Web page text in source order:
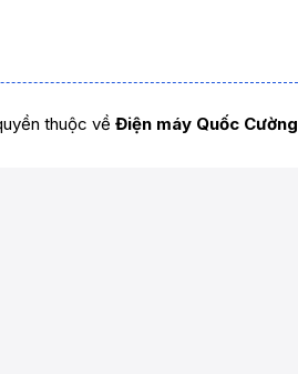
thuộc về Điện máy Quốc Cường